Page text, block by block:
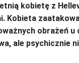
kobietę z
Kobieta
obrażeń u
ale psychicznie